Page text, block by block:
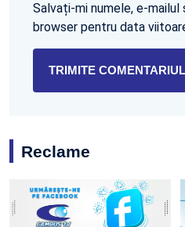
Salvați-mi numele, e-
browser pentru data
Reclame